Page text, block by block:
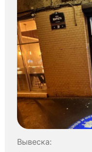
Вывеска: